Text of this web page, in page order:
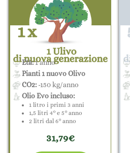
Età:1 anno
Pianti 1 nuovo Olivo
CO2: -150 kg/anno
Olio Evo incluso:
1 litro i primi 3 anni
1,5 litri 4° e 5° anno
2 litri dal 6° anno
31,79€